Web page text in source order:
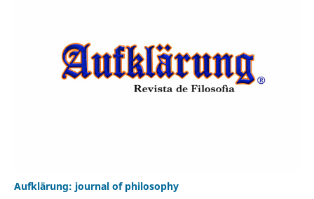
Aufklärung: journal of philosophy